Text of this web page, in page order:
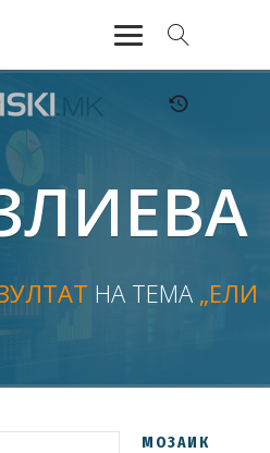
НА ТЕМА „ЕЛИ
МОЗАИК